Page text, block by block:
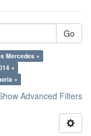
Go
Mercedes ×
×
×
Advanced Filters